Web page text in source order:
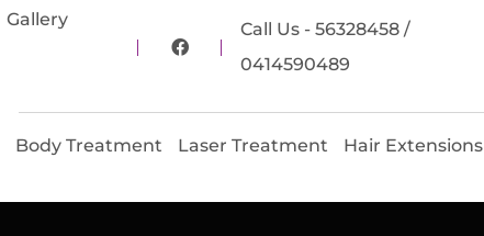
Gallery
Call Us - 56328458 /
0414590489
Body Treatment Laser Treatment Hair Extensions